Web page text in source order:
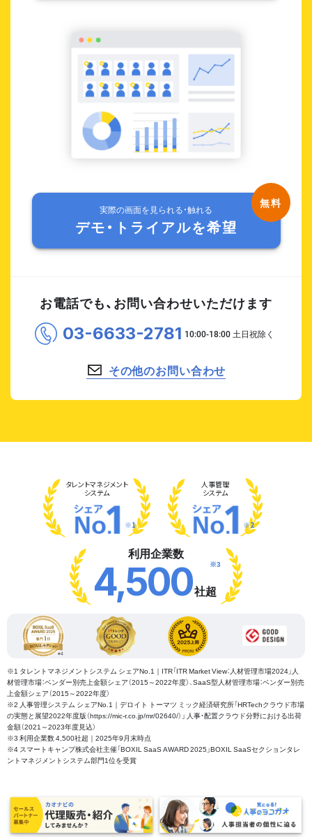
実際の画面を見られる・触れる
デモ・トライアルを希望
お電話でも、お問い合わせいただけます
03-6633-2781
その他のお問い合わせ
タレントマネジメント
システム
※1
人事管理
システム
※2
利用企業数
4,500社超
※3
※1 タレントマネジメントシステム シェアNo.1｜ITR「ITR Market View：人材管理市場2024」人
材管理市場：ベンダー別売上金額シェア（2015～2022年度）、SaaS型人材管理市場：ベンダー別売
上金額シェア（2015～2022年度）
※2 人事管理システム シェアNo.1｜デロイト トーマツ ミック経済研究所「HRTechクラウド市場
の実態と展望2022年度版（https://mic-r.co.jp/mr/02640/）」 人事・配置クラウド分野における出荷
金額（2021～2023年度見込）
※3 利用企業数 4,500社超｜2025年9月末時点
※4 スマートキャンプ株式会社主催「BOXIL SaaS AWARD 2025」BOXIL SaaSセクションタレ
ントマネジメントシステム部門1位を受賞